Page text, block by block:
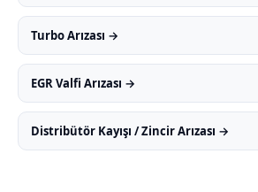
Turbo Arızası →
EGR Valfi Arızası →
Distribütör Kayışı / Zincir Arızası →